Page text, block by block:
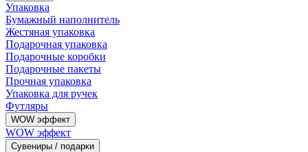
Упаковка
Бумажный наполнитель
Жестяная упаковка
Подарочная упаковка
Подарочные коробки
Подарочные пакеты
Прочная упаковка
Упаковка для ручек
Футляры
WOW эффект
WOW эффект
Сувениры / подарки